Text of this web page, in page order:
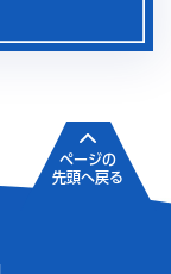
ページの
先頭へ戻る